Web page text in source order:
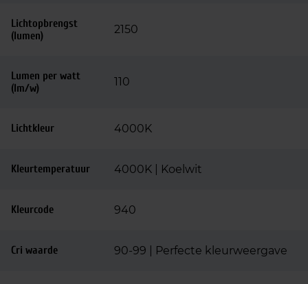
Lichtopbrengst
(lumen)
2150
Lumen per watt
(lm/w)
110
Lichtkleur 4000K
Kleurtemperatuur 4000K | Koelwit
Kleurcode 940
Cri waarde 90-99 | Perfecte kleurweergave